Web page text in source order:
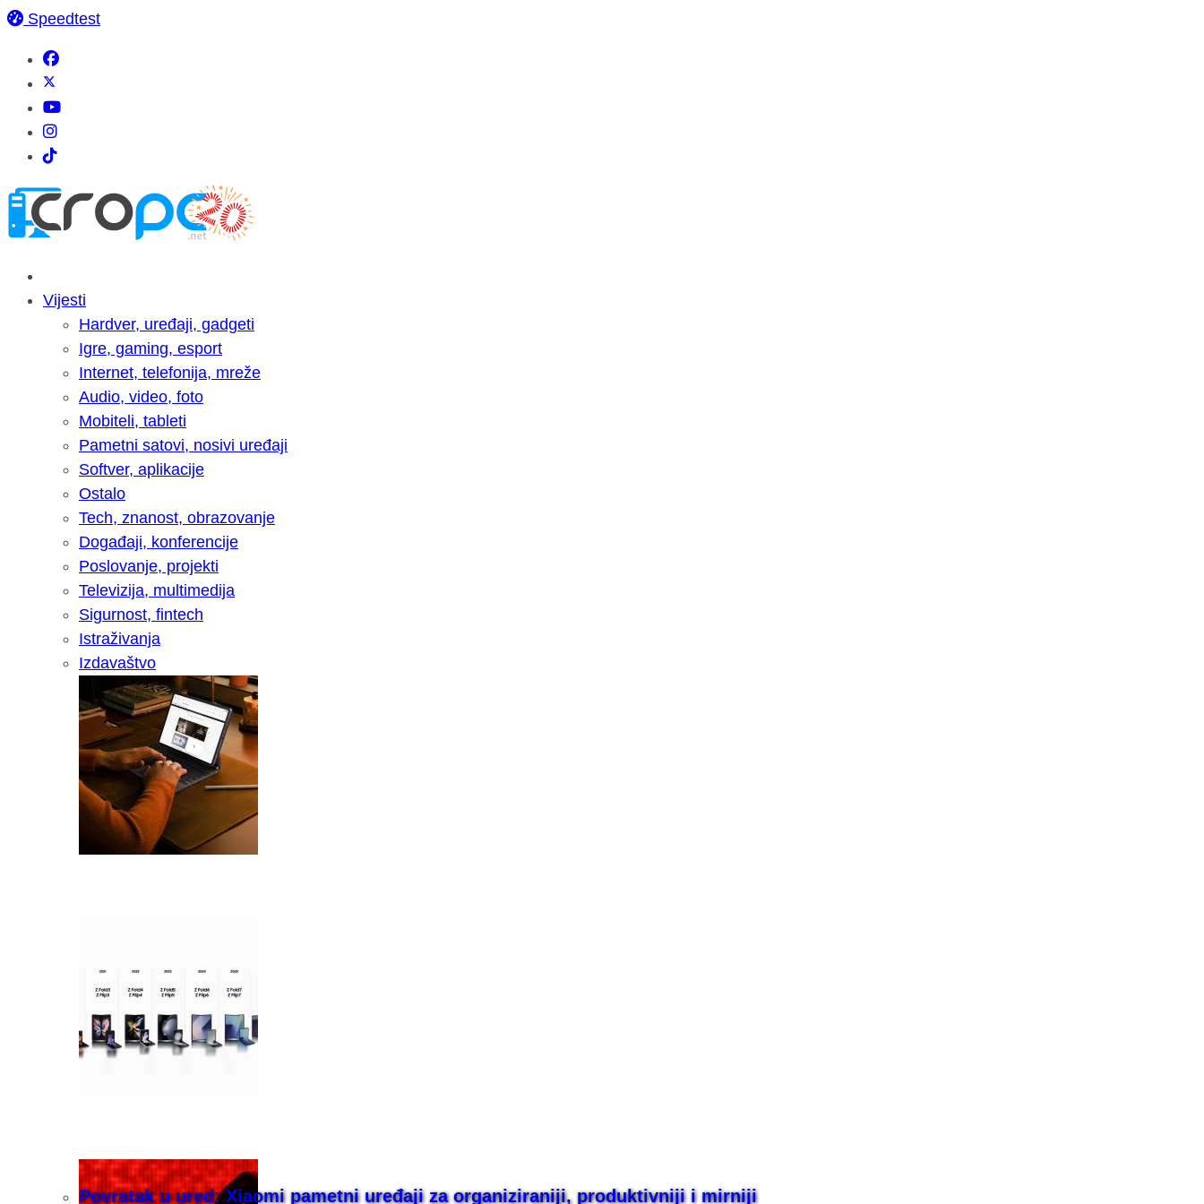
Speedtest
Vijesti
Hardver, uređaji, gadgeti
Igre, gaming, esport
Internet, telefonija, mreže
Audio, video, foto
Mobiteli, tableti
Pametni satovi, nosivi uređaji
Softver, aplikacije
Ostalo
Tech, znanost, obrazovanje
Događaji, konferencije
Poslovanje, projekti
Televizija, multimedija
Sigurnost, fintech
Istraživanja
Izdavaštvo
Povratak u ured: Xiaomi pametni uređaji za organiziraniji, produktivniji i mirniji